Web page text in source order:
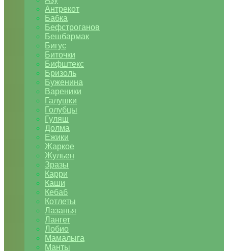
Антрекот
Бабка
Бефстроганов
Бешбармак
Бигус
Биточки
Бифштекс
Бризоль
Буженина
Вареники
Галушки
Голубцы
Гуляш
Долма
Ежики
Жаркое
Жульен
Зразы
Карри
Каши
Кебаб
Котлеты
Лазанья
Лангет
Лобио
Мамалыга
Манты